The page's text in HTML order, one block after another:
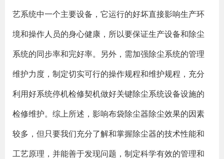
艺系统中一个主要设备，它运行的好坏直接影响生产环
境和操作人员的身心健康，所以要保证生产设备和除尘
系统的同步率和完好率。另外，需加强除尘系统的管理
维护力度，制定切实可行的操作规程和维护规程，充分
利用好系统停机检修契机做好关键除尘系统设备设施的
检修维护。综上所述，影响布袋除尘器除尘效果的因素
较多，但只要我们充分了解和掌握除尘器的技术性能和
工艺原理，并能善于发现问题，制定科学有效的管理和